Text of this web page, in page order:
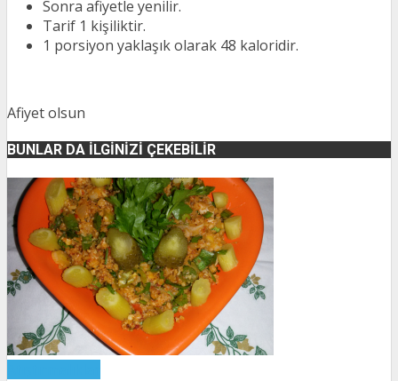
Sonra afiyetle yenilir.
Tarif 1 kişiliktir.
1 porsiyon yaklaşık olarak 48 kaloridir.
Afiyet olsun
BUNLAR DA İLGINIZI ÇEKEBILIR